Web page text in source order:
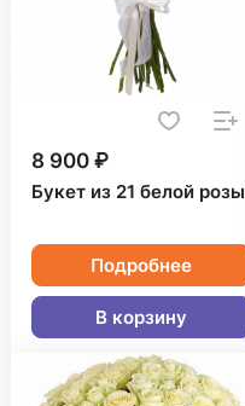
8 900 ₽
Букет из 21 белой розы
Подробнее
В корзину